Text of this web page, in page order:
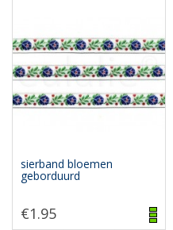
sierband bloemen
geborduurd
€1.95